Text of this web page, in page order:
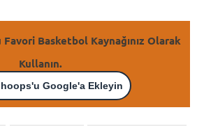
Favori Basketbol Kaynağınız Olarak
Kullanın.
Google'a Ekleyin